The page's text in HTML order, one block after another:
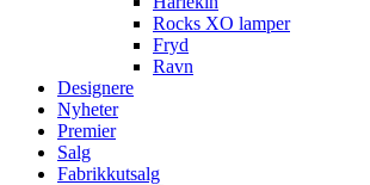
Rocks XO lamper
Fryd
Ravn
Designere
Nyheter
Premier
Salg
Fabrikkutsalg